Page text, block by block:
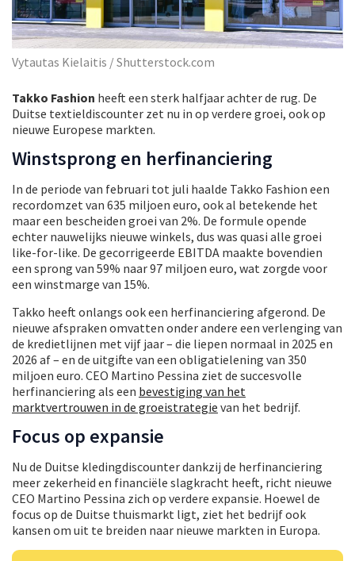
Vytautas Kielaitis / Shutterstock.com
Takko Fashion heeft een sterk halfjaar achter de rug. De
Duitse textieldiscounter zet nu in op verdere groei, ook op
nieuwe Europese markten.
Winstsprong en herfinanciering
In de periode van februari tot juli haalde Takko Fashion een
recordomzet van 635 miljoen euro, ook al betekende het
maar een bescheiden groei van 2%. De formule opende
echter nauwelijks nieuwe winkels, dus was quasi alle groei
like-for-like. De gecorrigeerde EBITDA maakte bovendien
een sprong van 59% naar 97 miljoen euro, wat zorgde voor
een winstmarge van 15%.
Takko heeft onlangs ook een herfinanciering afgerond. De
nieuwe afspraken omvatten onder andere een verlenging van
de kredietlijnen met vijf jaar – die liepen normaal in 2025 en
2026 af – en de uitgifte van een obligatielening van 350
miljoen euro. CEO Martino Pessina ziet de succesvolle
herfinanciering als een bevestiging van het
marktvertrouwen in de groeistrategie van het bedrijf.
Focus op expansie
Nu de Duitse kledingdiscounter dankzij de herfinanciering
meer zekerheid en financiële slagkracht heeft, richt nieuwe
CEO Martino Pessina zich op verdere expansie. Hoewel de
focus op de Duitse thuismarkt ligt, ziet het bedrijf ook
kansen om uit te breiden naar nieuwe markten in Europa.